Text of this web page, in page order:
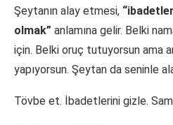
Şeytanın alay etmesi,
olmak” anlamına gelir. Belki
için. Belki oruç tutuyorsun ama
yapıyorsun. Şeytan da seninle
Tövbe et. İbadetlerini gizle.